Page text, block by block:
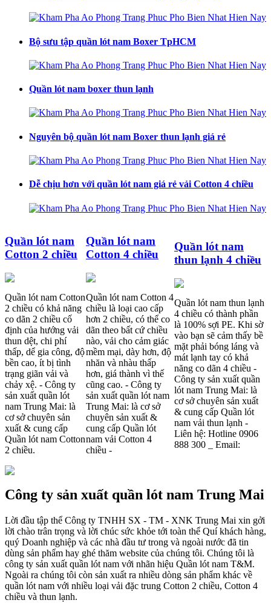
Bộ sưu tập quần lót nam Boxer TpHCM
Quần lót nam boxer thun lạnh
Nguyên bộ quần lót nam Boxer thun lạnh giá rẻ
Dễ chịu hơn với quần lót nam giá rẻ vải Cotton 4 chiều
Quần lót nam
Cotton 2 chiều
Quần lót nam Cotton
2 chiều có khả năng
co dãn 2 chiều cố
định của hướng vải
thun dệt, chi phí
thấp, dể gia công, độ
bền cao, ít bị tình
trạng giãn vải và
chảy xệ. - Công ty
sản xuất quần lót
nam Trung Mai: là
cơ sở chuyên sản
xuất & cung cấp
Quần lót nam Cotton
2 chiều.
Quần lót nam
Cotton 4 chiều
Quần lót nam Cotton 4
chiều là loại cao cấp
hơn 2 chiều, có thể co
dãn theo bất cứ chiều
nào, vải cho cảm giác
mềm mại, dày hơn, độ
nhăn và nhàu thấp
hơn, giá thành vì thế
cũng cao. - Công ty
sản xuất quần lót nam
Trung Mai: là cơ sở
chuyên sản xuất &
cung cấp Quần lót
nam vải Cotton 4
chiều -
Quần lót nam
thun lạnh 4 chiều
Quần lót nam thun lạnh
4 chiều có thành phần
là 100% sợi PE. Khi sờ
vào bạn sẽ cảm thấy bề
mặt phải bóng láng và
mát lạnh tay có khả
năng co dãn 4 chiều -
Công ty sản xuất quần
lót nam Trung Mai: là
cơ sở chuyên sản xuất
& cung cấp Quần lót
nam vải thun lạnh -
Liên hệ: Hotline 0906
888 300 _ Email:
Công ty sản xuất quần lót nam Trung Mai
Lời đầu tập thể Công ty TNHH SX - TM - XNK Trung Mai xin gởi
lời chào trân trọng và lời chúc sức khỏe tới toàn thể Quí khách hàng,
quý Doanh nghiệp và các nhà đầu tư trong và ngoài nước đã tin
dùng sản phẩm hay ghé thăm website của chúng tôi. Chúng tôi là
công ty sản xuất quần lót nam với nhãn hiệu Quần lót nam T&M.
Ngoài ra chúng tôi còn sản xuất ra nhiều dòng sản phẩm khác về
quần lót nam với nhiều loại vải đặc trung Cotton 2 chiều, Cotton 4
chiều và thun lạnh.